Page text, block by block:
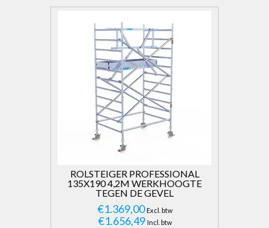
ROLSTEIGER PROFESSIONAL
135X190 4,2M WERKHOOGTE
TEGEN DE GEVEL
€1.369,00 Excl. btw
€1.656,49 Incl. btw